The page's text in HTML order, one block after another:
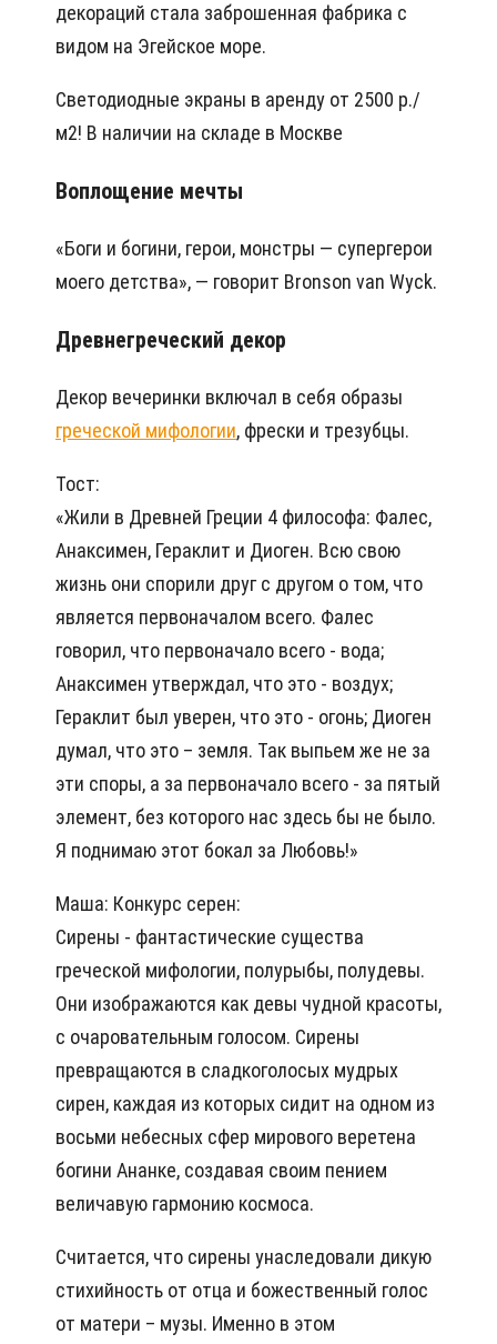
декораций стала заброшенная фабрика с
видом на Эгейское море.
Светодиодные экраны в аренду от 2500 р./
м2! В наличии на складе в Москве
Воплощение мечты
«Боги и богини, герои, монстры — супергерои
моего детства», — говорит Bronson van Wyck.
Древнегреческий декор
Декор вечеринки включал в себя образы
греческой мифологии, фрески и трезубцы.
Тост:
«Жили в Древней Греции 4 философа: Фалес,
Анаксимен, Гераклит и Диоген. Всю свою
жизнь они спорили друг с другом о том, что
является первоначалом всего. Фалес
говорил, что первоначало всего - вода;
Анаксимен утверждал, что это - воздух;
Гераклит был уверен, что это - огонь; Диоген
думал, что это – земля. Так выпьем же не за
эти споры, а за первоначало всего - за пятый
элемент, без которого нас здесь бы не было.
Я поднимаю этот бокал за Любовь!»
Маша: Конкурс серен:
Сирены - фантастические существа
греческой мифологии, полурыбы, полудевы.
Они изображаются как девы чудной красоты,
с очаровательным голосом. Сирены
превращаются в сладкоголосых мудрых
сирен, каждая из которых сидит на одном из
восьми небесных сфер мирового веретена
богини Ананке, создавая своим пением
величавую гармонию космоса.
Считается, что сирены унаследовали дикую
стихийность от отца и божественный голос
от матери – музы. Именно в этом